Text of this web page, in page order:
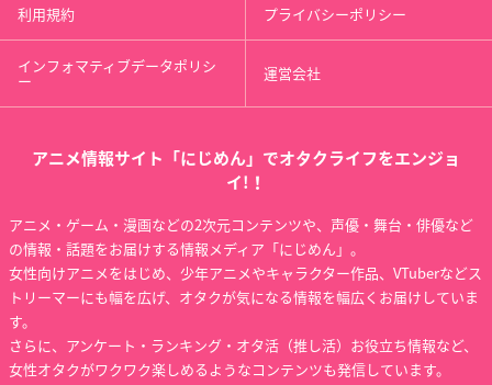
利用規約 プライバシーポリシー
インフォマティブデータポリシ
ー 運営会社
アニメ情報サイト「にじめん」でオタクライフをエンジョ
イ!！
アニメ・ゲーム・漫画などの2次元コンテンツや、声優・舞台・俳優など
の情報・話題をお届けする情報メディア「にじめん」。
女性向けアニメをはじめ、少年アニメやキャラクター作品、VTuberなどス
トリーマーにも幅を広げ、オタクが気になる情報を幅広くお届けしていま
す。
さらに、アンケート・ランキング・オタ活（推し活）お役立ち情報など、
女性オタクがワクワク楽しめるようなコンテンツも発信しています。